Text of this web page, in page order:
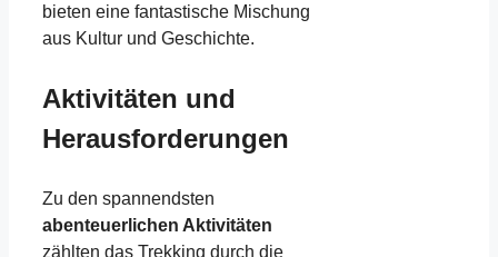
bieten eine fantastische Mischung
aus Kultur und Geschichte.
Aktivitäten und
Herausforderungen
Zu den spannendsten
abenteuerlichen Aktivitäten
zählten das Trekking durch die